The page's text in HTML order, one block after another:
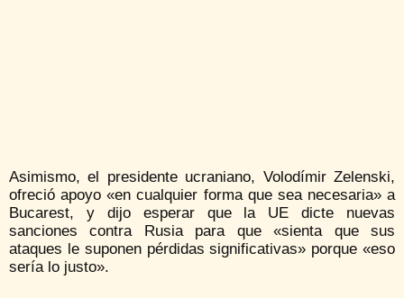
Asimismo, el presidente ucraniano, Volodímir Zelenski,
ofreció apoyo «en cualquier forma que sea necesaria» a
Bucarest, y dijo esperar que la UE dicte nuevas
sanciones contra Rusia para que «sienta que sus
ataques le suponen pérdidas significativas» porque «eso
sería lo justo».